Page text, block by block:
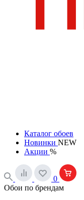
Каталог обоев
Новинки NEW
Акции %
0
Обои по брендам